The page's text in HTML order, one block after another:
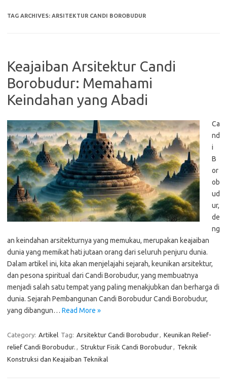
TAG ARCHIVES: ARSITEKTUR CANDI BOROBUDUR
Keajaiban Arsitektur Candi
Borobudur: Memahami
Keindahan yang Abadi
Ca
nd
i
B
or
ob
ud
ur,
de
ng
an keindahan arsitekturnya yang memukau, merupakan keajaiban
dunia yang memikat hati jutaan orang dari seluruh penjuru dunia.
Dalam artikel ini, kita akan menjelajahi sejarah, keunikan arsitektur,
dan pesona spiritual dari Candi Borobudur, yang membuatnya
menjadi salah satu tempat yang paling menakjubkan dan berharga di
dunia. Sejarah Pembangunan Candi Borobudur Candi Borobudur,
yang dibangun… Read More »
Category: Artikel Tag: Arsitektur Candi Borobudur, Keunikan Relief-
relief Candi Borobudur. , Struktur Fisik Candi Borobudur, Teknik
Konstruksi dan Keajaiban Teknikal